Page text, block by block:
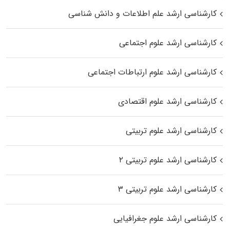
کارشناسی ارشد علم اطلاعات و دانش شناسی
کارشناسی ارشد علوم اجتماعی
کارشناسی ارشد علوم ارتباطات اجتماعی
کارشناسی ارشد علوم اقتصادی
کارشناسی ارشد علوم تربیتی
کارشناسی ارشد علوم تربیتی ۲
کارشناسی ارشد علوم تربیتی ۳
کارشناسی ارشد علوم جغرافیایی